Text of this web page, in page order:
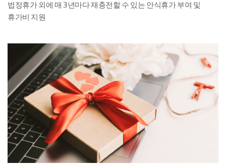
법정휴가 외에 매 3년마다 재충전할 수 있는 안식휴가 부여 및
휴가비 지원